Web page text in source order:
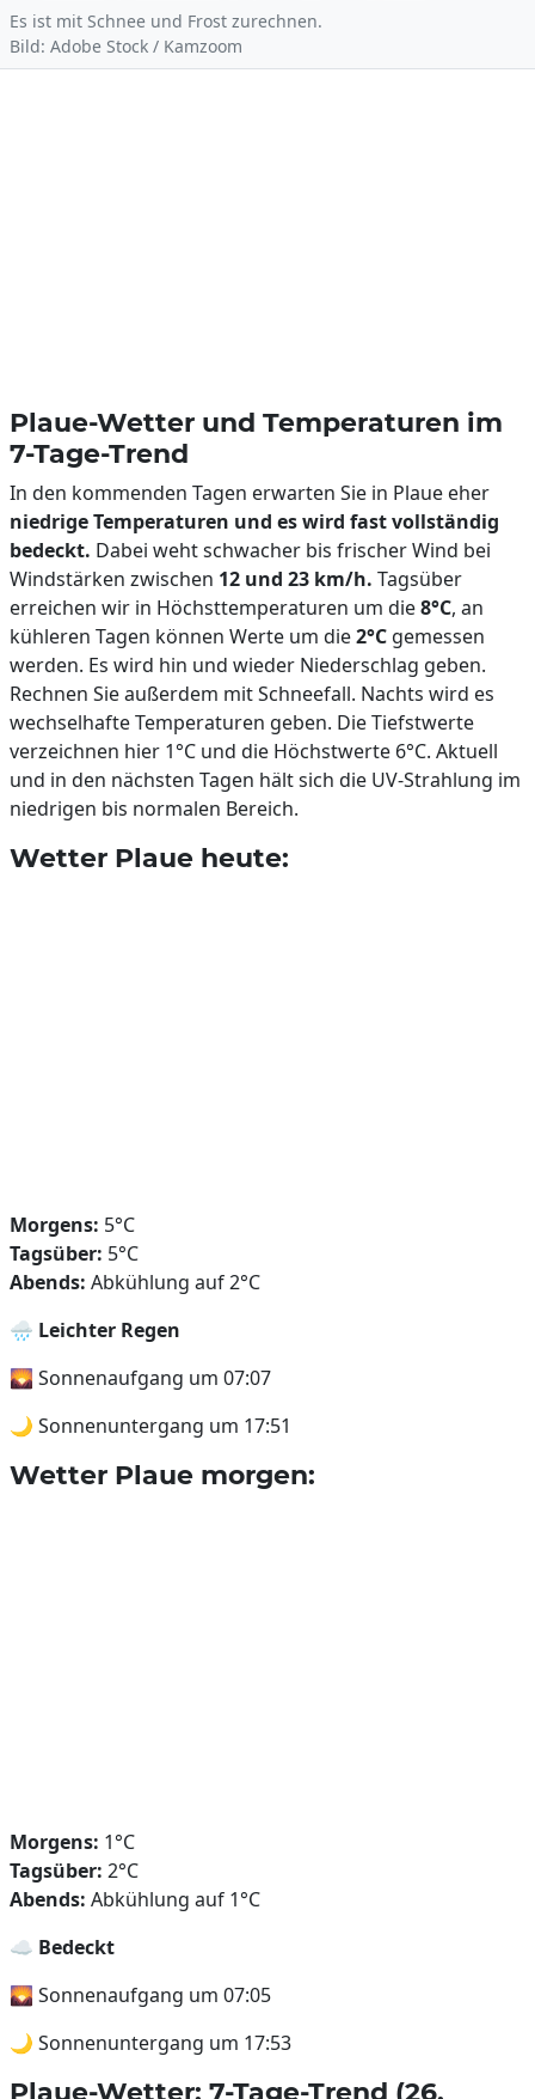
Es ist mit Schnee und Frost zurechnen.
Bild: Adobe Stock / Kamzoom
Plaue-Wetter und Temperaturen im
7-Tage-Trend
In den kommenden Tagen erwarten Sie in Plaue eher
niedrige Temperaturen und es wird fast vollständig
bedeckt. Dabei weht schwacher bis frischer Wind bei
Windstärken zwischen 12 und 23 km/h. Tagsüber
erreichen wir in Höchsttemperaturen um die8°C, an
kühleren Tagen können Werte um die2°C gemessen
werden. Es wird hin und wieder Niederschlag geben.
Rechnen Sie außerdem mit Schneefall. Nachts wird es
wechselhafte Temperaturen geben. Die Tiefstwerte
verzeichnen hier 1°C und die Höchstwerte 6°C. Aktuell
und in den nächsten Tagen hält sich die UV-Strahlung im
niedrigen bis normalen Bereich.
Wetter Plaue heute:
Morgens: 5°C
Tagsüber: 5°C
Abends: Abkühlung auf 2°C
🌧️ Leichter Regen
🌄 Sonnenaufgang um 07:07
🌙 Sonnenuntergang um 17:51
Wetter Plaue morgen:
Morgens: 1°C
Tagsüber: 2°C
Abends: Abkühlung auf 1°C
☁️ Bedeckt
🌄 Sonnenaufgang um 07:05
🌙 Sonnenuntergang um 17:53
Plaue-Wetter: 7-Tage-Trend (26.